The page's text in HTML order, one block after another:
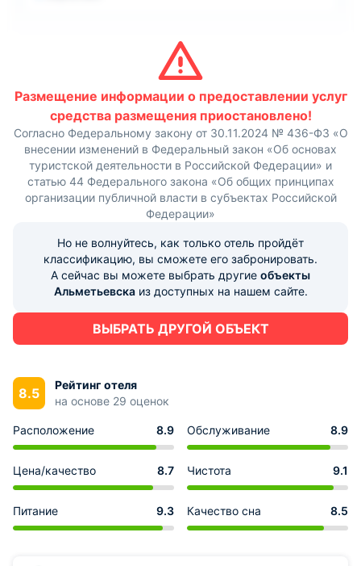
Размещение информации о предоставлении услуг
средства размещения приостановлено!
Согласно Федеральному закону от 30.11.2024 № 436-ФЗ «О
внесении изменений в Федеральный закон «Об основах
туристской деятельности в Российской Федерации» и
статью 44 Федерального закона «Об общих принципах
организации публичной власти в субъектах Российской
Федерации»
Но не волнуйтесь, как только отель пройдёт
классификацию, вы сможете его забронировать.
А сейчас вы можете выбрать другие объекты
Альметьевскаиз доступных на нашем сайте.
ВЫБРАТЬ ДРУГОЙ ОБЪЕКТ
8.5
Рейтинг отеля
на основе 29 оценок
Расположение 8.9 Обслуживание 8.9
Цена/качество 8.7 Чистота 9.1
Питание 9.3 Качество сна 8.5